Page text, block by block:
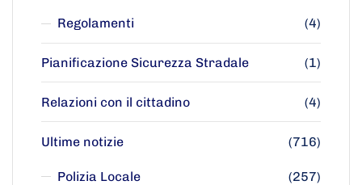
Regolamenti (4)
Pianificazione Sicurezza Stradale (1)
Relazioni con il cittadino (4)
Ultime notizie (716)
Polizia Locale (257)